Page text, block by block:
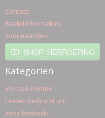
Contact
Bestelinformation
voorwaarden
IZI_SHOP_HERROEPING
Kategorien
Viscose Printed
Leinen bedruckt uni
Jersy bedruckt